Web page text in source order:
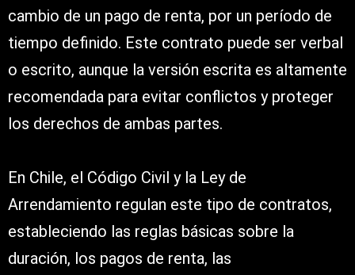
cambio de un pago de renta, por un período de
tiempo definido. Este contrato puede ser verbal
o escrito, aunque la versión escrita es altamente
recomendada para evitar conflictos y proteger
los derechos de ambas partes.
En Chile, el Código Civil y la Ley de
Arrendamiento regulan este tipo de contratos,
estableciendo las reglas básicas sobre la
duración, los pagos de renta, las